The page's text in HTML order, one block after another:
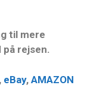
til mere
rejsen.
, eBay, AMAZON